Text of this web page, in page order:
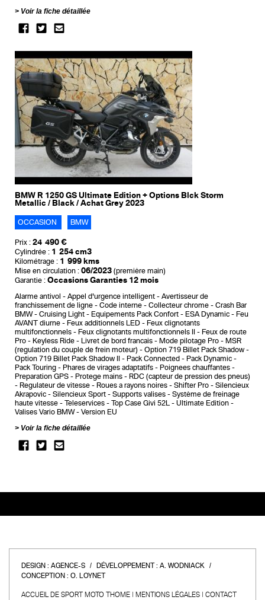
Voir la fiche détaillée
BMW R 1250 GS Ultimate Edition + Options Blck Storm
Metallic / Black / Achat Grey 2023
OCCASION BMW
Prix : 24 490 €
Cylindrée : 1 254 cm3
Kilométrage : 1 999 kms
Mise en circulation : 06/2023 (première main)
Garantie : Occasions Garanties 12 mois
Alarme antivol Appel d'urgence intelligent
Avertisseur de
franchissement de ligne
Code interne Collecteur chrome
Crash Bar
BMW
Cruising Light Equipements Pack Confort ESA Dynamic
Feu
AVANT diurne
Feux additionnels LED
Feux clignotants
multifonctionnels
Feux clignotants multifonctionnels II
Feux de route
Pro
Keyless Ride Livret de bord francais Mode pilotage Pro
MSR
(regulation du couple de frein moteur)
Option 719 Billet Pack Shadow
Option 719 Billet Pack Shadow II
Pack Connected
Pack Dynamic
Pack Touring
Phares de virages adaptatifs
Poignees chauffantes
Preparation GPS
Protege mains
RDC (capteur de pression des pneus)
Regulateur de vitesse
Roues a rayons noires Shifter Pro
Silencieux
Akrapovic
Silencieux Sport Supports valises
Système de freinage
haute vitesse
Teleservices Top Case Givi 52L
Ultimate Edition
Valises Vario BMW
Version EU
Voir la fiche détaillée
DESIGN : AGENCE-S DÉVELOPPEMENT : A. WODNIACK
CONCEPTION : O. LOYNET
ACCUEIL DE SPORT MOTO THOME MENTIONS LÉGALES CONTACT